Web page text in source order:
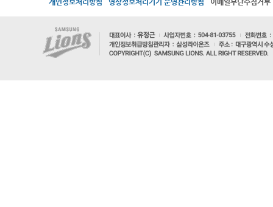
개인정보처리방침 영상정보처리기기 운영관리방침 이메일무단수집거부